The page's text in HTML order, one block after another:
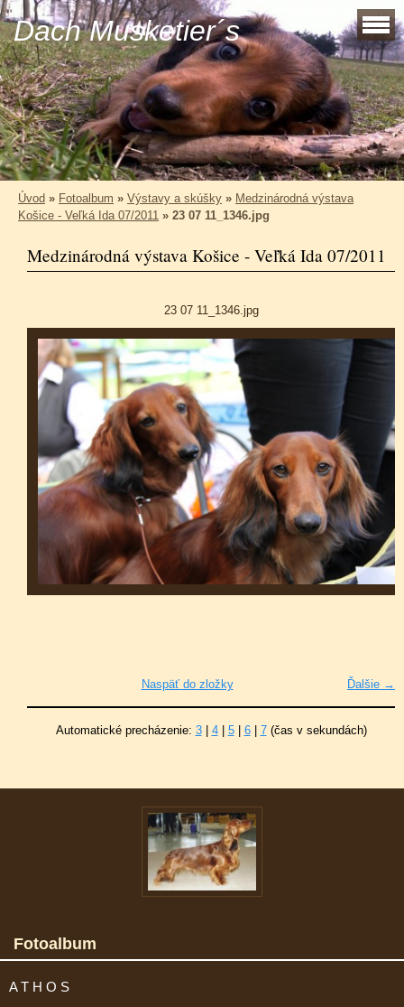
Dach Musketier´s
Úvod » Fotoalbum » Výstavy a skúšky » Medzinárodná výstava
Košice - Veľká Ida 07/2011 » 23 07 11_1346.jpg
Medzinárodná výstava Košice - Veľká Ida 07/2011
23 07 11_1346.jpg
Ďalšie →
Naspäť do zložky
Automatické precházenie: 3| 4| 5| 6| 7(čas v sekundách)
Fotoalbum
A T H O S